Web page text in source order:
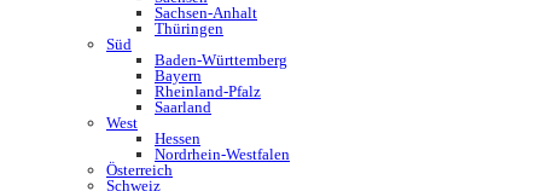
Sachsen-Anhalt
Thüringen
Süd
Baden-Württemberg
Bayern
Rheinland-Pfalz
Saarland
West
Hessen
Nordrhein-Westfalen
Österreich
Schweiz